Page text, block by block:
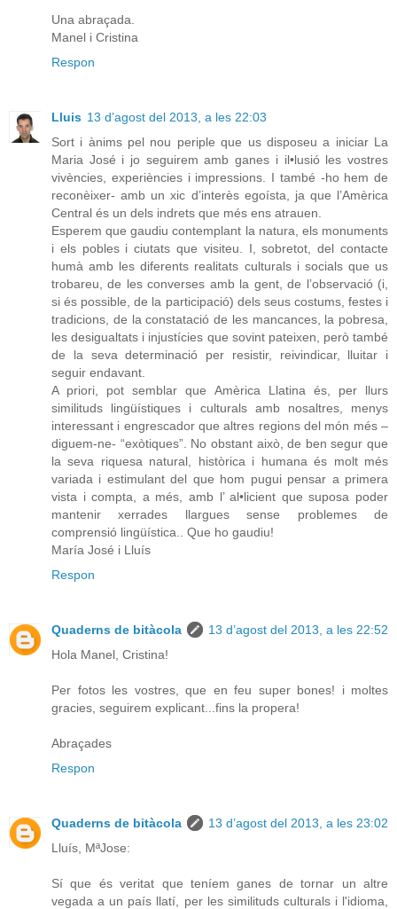
Una abraçada.
Manel i Cristina
Respon
Lluis 13 d’agost del 2013, a les 22:03
Sort i ànims pel nou periple que us disposeu a iniciar La
Maria José i jo seguirem amb ganes i il•lusió les vostres
vivències, experiències i impressions. I també -ho hem de
reconèixer- amb un xic d’interès egoísta, ja que l’Amèrica
Central és un dels indrets que més ens atrauen.
Esperem que gaudiu contemplant la natura, els monuments
i els pobles i ciutats que visiteu. I, sobretot, del contacte
humà amb les diferents realitats culturals i socials que us
trobareu, de les converses amb la gent, de l’observació (i,
si és possible, de la participació) dels seus costums, festes i
tradicions, de la constatació de les mancances, la pobresa,
les desigualtats i injustícies que sovint pateixen, però també
de la seva determinació per resistir, reivindicar, lluitar i
seguir endavant.
A priori, pot semblar que Amèrica Llatina és, per llurs
similituds lingüístiques i culturals amb nosaltres, menys
interessant i engrescador que altres regions del món més –
diguem-ne- “exòtiques”. No obstant això, de ben segur que
la seva riquesa natural, històrica i humana és molt més
variada i estimulant del que hom pugui pensar a primera
vista i compta, a més, amb l’ al•licient que suposa poder
mantenir xerrades llargues sense problemes de
comprensió lingüística.. Que ho gaudiu!
María José i Lluís
Respon
Quaderns de bitàcola
13 d’agost del 2013, a les 22:52
Hola Manel, Cristina!
Per fotos les vostres, que en feu super bones! i moltes
gracies, seguirem explicant...fins la propera!
Abraçades
Respon
Quaderns de bitàcola
13 d’agost del 2013, a les 23:02
Lluís, MªJose:
Sí que és veritat que teníem ganes de tornar un altre
vegada a un país llatí, per les similituds culturals i l'idioma,